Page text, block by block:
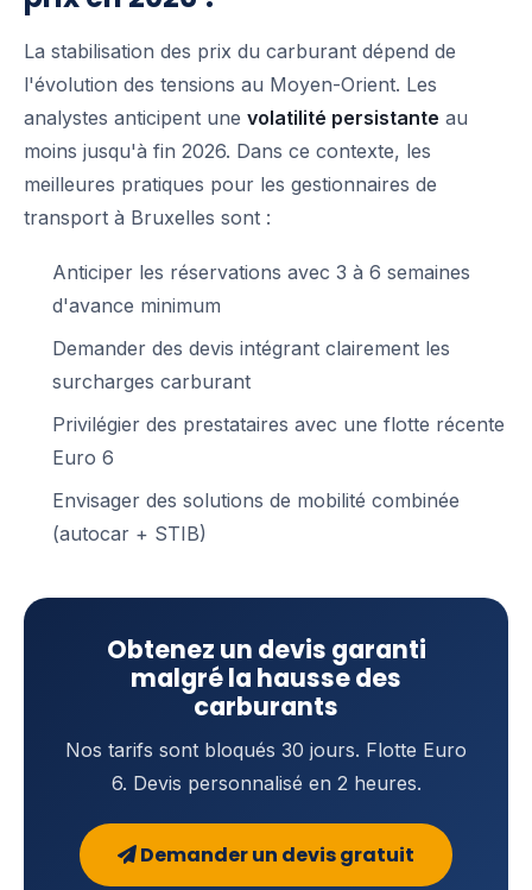
La stabilisation des prix du carburant dépend de
l'évolution des tensions au Moyen-Orient. Les
analystes anticipent une volatilité persistante au
moins jusqu'à fin 2026. Dans ce contexte, les
meilleures pratiques pour les gestionnaires de
transport à Bruxelles sont :
Anticiper les réservations avec 3 à 6 semaines
d'avance minimum
Demander des devis intégrant clairement les
surcharges carburant
Privilégier des prestataires avec une flotte récente
Euro 6
Envisager des solutions de mobilité combinée
(autocar + STIB)
Obtenez un devis garanti
malgré la hausse des
carburants
Nos tarifs sont bloqués 30 jours. Flotte Euro
6. Devis personnalisé en 2 heures.
Demander un devis gratuit